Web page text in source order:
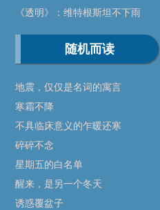
《透明》：维特根斯坦不下雨
随机而读
地震，仅仅是名词的寓言
寒霜不降
不具临床意义的乍暖还寒
碎碎不念
星期五的白名单
醒来，是另一个冬天
诱惑覆盆子